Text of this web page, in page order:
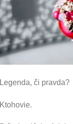
Legenda, či pravda?
Ktohovie.